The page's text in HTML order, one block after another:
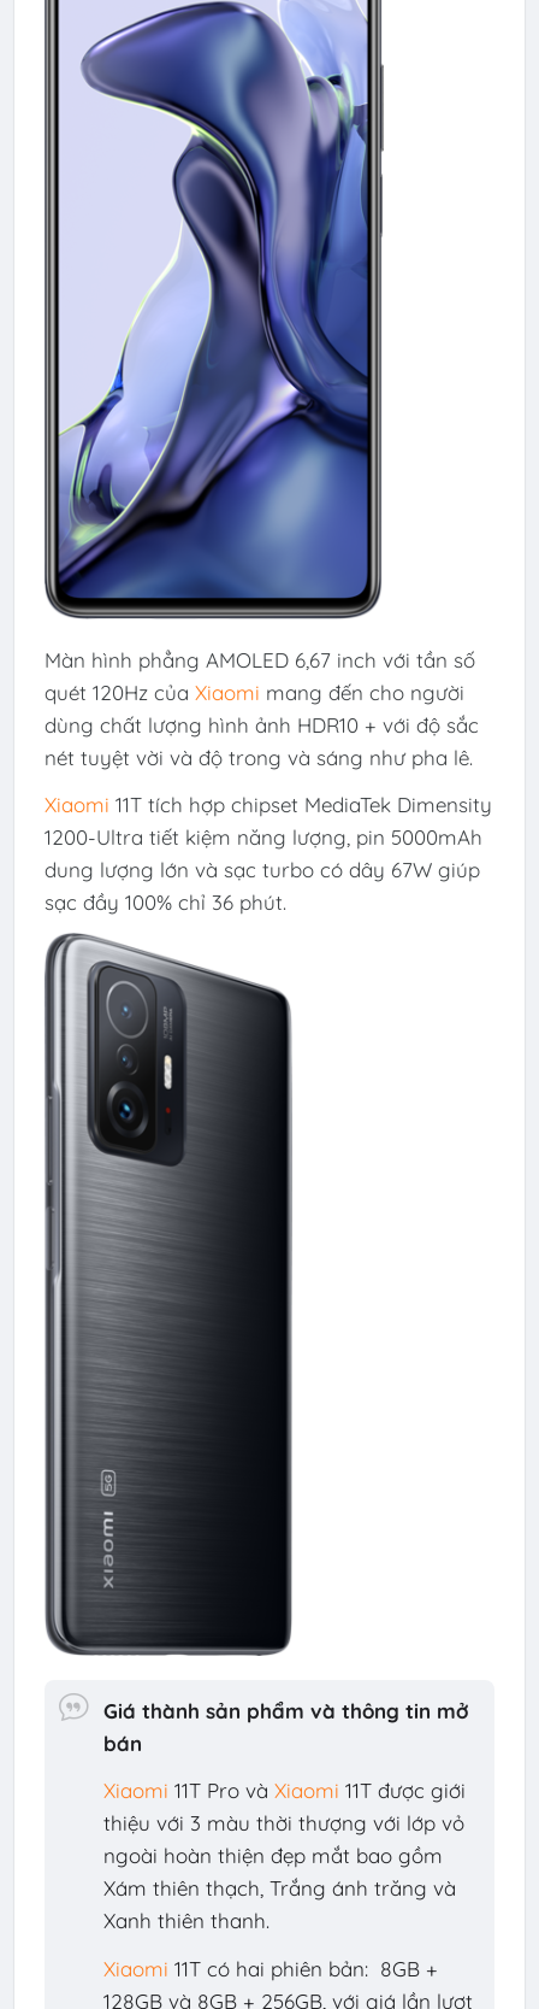
Màn hình phẳng AMOLED 6,67 inch với tần số
quét 120Hz của Xiaomi mang đến cho người
dùng chất lượng hình ảnh HDR10 + với độ sắc
nét tuyệt vời và độ trong và sáng như pha lê.
Xiaomi 11T tích hợp chipset MediaTek Dimensity
1200-Ultra tiết kiệm năng lượng, pin 5000mAh
dung lượng lớn và sạc turbo có dây 67W giúp
sạc đầy 100% chỉ 36 phút.
Giá thành sản phẩm và thông tin mở
bán
Xiaomi 11T Pro vàXiaomi 11T được giới
thiệu với 3 màu thời thượng với lớp vỏ
ngoài hoàn thiện đẹp mắt bao gồm
Xám thiên thạch, Trắng ánh trăng và
Xanh thiên thanh.
Xiaomi 11T có hai phiên bản: 8GB +
128GB và 8GB + 256GB, với giá lần lượt